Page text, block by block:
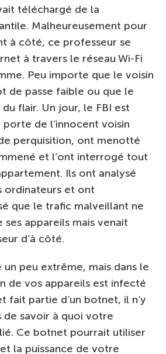
téléchargé de la
Malheureusement pour
à côté, ce professeur se
à travers le réseau Wi-Fi
Peu importe que le voisin
de passe faible ou que le
flair. Un jour, le FBI est
de l’innocent voisin
perquisition, ont menotté
et l’ont interrogé tout
Ils ont analysé
ordinateurs et ont
que le trafic malveillant ne
ses appareils mais venait
d’à côté.
un peu extrême, mais dans le
de vos appareils est infecté
fait partie d’un botnet, il n’y
de savoir à quoi votre
Ce botnet pourrait utiliser
la puissance de votre